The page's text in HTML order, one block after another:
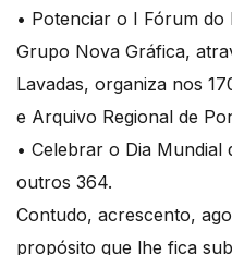
• Potenciar o I Fórum
Grupo Nova Gráfica,
Lavadas, organiza nos
e Arquivo Regional de
• Celebrar o Dia
outros 364.
Contudo, acrescento,
propósito que lhe fica